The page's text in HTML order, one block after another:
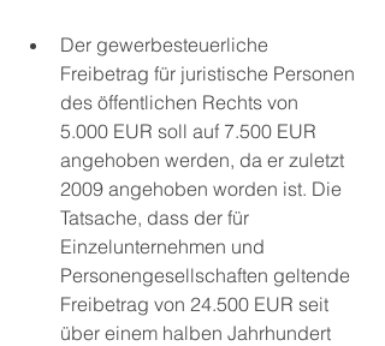
Der gewerbesteuerliche
Freibetrag für juristische Personen
des öffentlichen Rechts von
5.000 EUR soll auf 7.500 EUR
angehoben werden, da er zuletzt
2009 angehoben worden ist. Die
Tatsache, dass der für
Einzelunternehmen und
Personengesellschaften geltende
Freibetrag von 24.500 EUR seit
über einem halben Jahrhundert